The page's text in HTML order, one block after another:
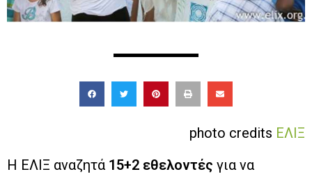
photo credits ΕΛΙΞ
Η ΕΛΙΞ αναζητά 15+2 εθελοντές για να